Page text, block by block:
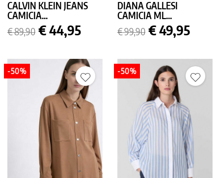
CALVIN KLEIN JEANS
CAMICIA...
Prezzo
base
€ 89,90 Prezzo
€ 44,95
DIANA GALLESI
CAMICIA ML...
Prezzo
base
€ 99,90 Prezzo
€ 49,95
-50% -50%